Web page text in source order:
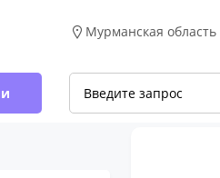
Мурманская область